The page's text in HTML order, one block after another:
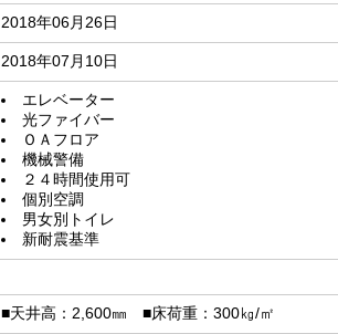
2018年06月26日
2018年07月10日
エレベーター
光ファイバー
ＯＡフロア
機械警備
２４時間使用可
個別空調
男女別トイレ
新耐震基準
■天井高：2,600㎜ ■床荷重：300㎏/㎡